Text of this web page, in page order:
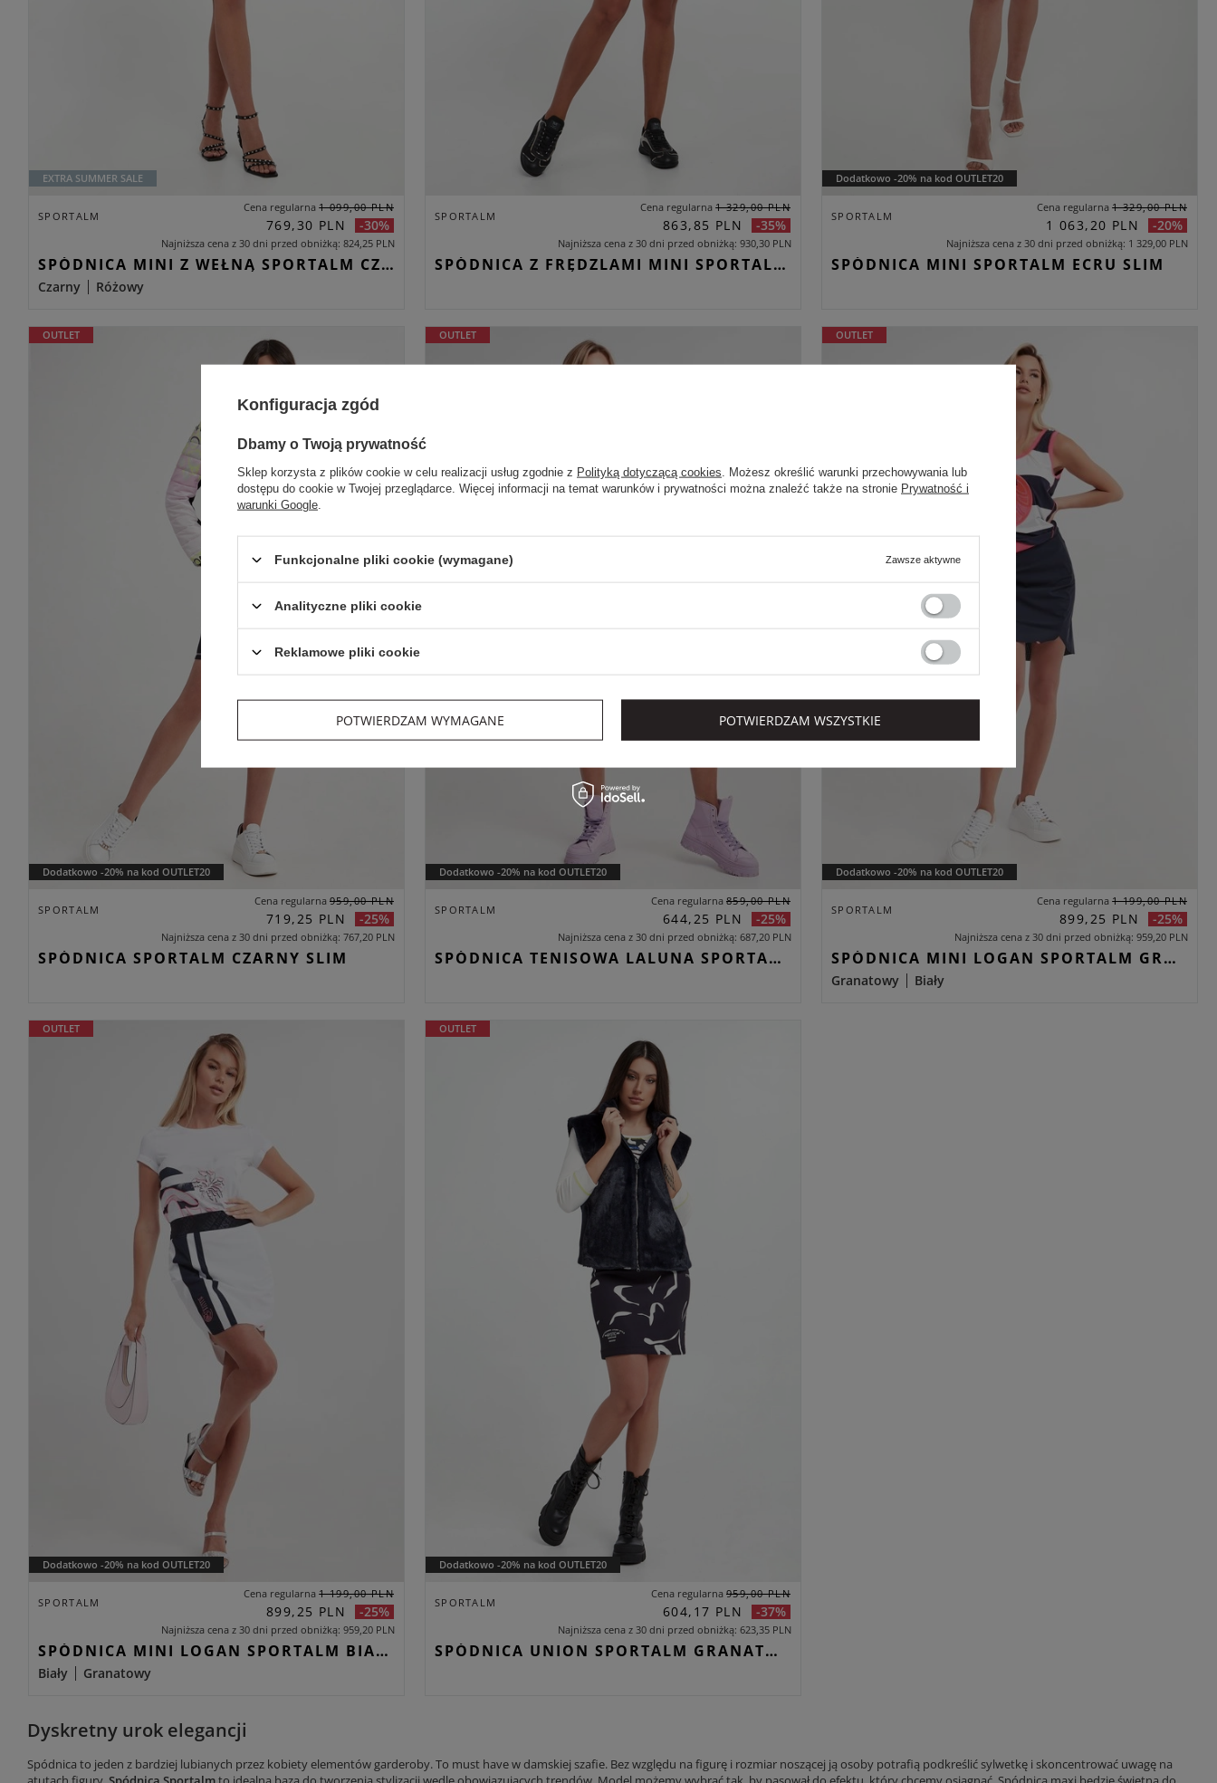
EXTRA SUMMER SALE
SPORTALM
Cena regularna 1 099,00 PLN
769,30 PLN -30%
Najniższa cena z 30 dni przed obniżką 824,25 PLN
SPÓDNICA MINI Z WEŁNĄ SPORTALM CZARNY REGULAR
Czarny Różowy
SPORTALM
Cena regularna 1 329,00 PLN
863,85 PLN -35%
Najniższa cena z 30 dni przed obniżką 930,30 PLN
SPÓDNICA Z FRĘDZLAMI MINI SPORTALM CZARNY REGULAR
Dodatkowo -20% na kod OUTLET20
SPORTALM
Cena regularna 1 329,00 PLN
1 063,20 PLN -20%
Najniższa cena z 30 dni przed obniżką 1 329,00 PLN
SPÓDNICA MINI SPORTALM ECRU SLIM
Dodatkowo -20% na kod OUTLET20
OUTLET
SPORTALM
Cena regularna 959,00 PLN
719,25 PLN -25%
Najniższa cena z 30 dni przed obniżką 767,20 PLN
SPÓDNICA SPORTALM CZARNY SLIM
Dodatkowo -20% na kod OUTLET20
OUTLET
SPORTALM
Cena regularna 859,00 PLN
644,25 PLN -25%
Najniższa cena z 30 dni przed obniżką 687,20 PLN
SPÓDNICA TENISOWA LALUNA SPORTALM RÓŻOWY REGULAR
Dodatkowo -20% na kod OUTLET20
OUTLET
SPORTALM
Cena regularna 1 199,00 PLN
899,25 PLN -25%
Najniższa cena z 30 dni przed obniżką 959,20 PLN
SPÓDNICA MINI LOGAN SPORTALM GRANATOWY REGULAR
Granatowy Biały
Dodatkowo -20% na kod OUTLET20
OUTLET
SPORTALM
Cena regularna 1 199,00 PLN
899,25 PLN -25%
Najniższa cena z 30 dni przed obniżką 959,20 PLN
SPÓDNICA MINI LOGAN SPORTALM BIAŁY REGULAR
Biały Granatowy
Dodatkowo -20% na kod OUTLET20
OUTLET
SPORTALM
Cena regularna 959,00 PLN
604,17 PLN -37%
Najniższa cena z 30 dni przed obniżką 623,35 PLN
SPÓDNICA UNION SPORTALM GRANATOWY SLIM
Dyskretny urok elegancji
Spódnica to jeden z bardziej lubianych przez kobiety elementów garderoby. To must have w damskiej szafie. Bez względu na figurę i rozmiar noszącej ją osoby potrafią podkreślić sylwetkę i skoncentrować uwagę na
Konfiguracja zgód
Dbamy o Twoją prywatność
Sklep korzysta z plików cookie w celu realizacji usług zgodnie z Polityką dotyczącą cookies . Możesz określić warunki przechowywania lub
dostępu do cookie w Twojej przeglądarce. Więcej informacji na temat warunków i prywatności można znaleźć także na stronie Prywatność i
warunki Google
Funkcjonalne pliki cookie (wymagane) Zawsze aktywne
Analityczne pliki cookie
Reklamowe pliki cookie
POTWIERDZAM WYMAGANE POTWIERDZAM WSZYSTKIE